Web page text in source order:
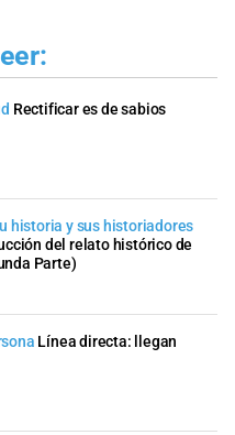
Rectificar es de sabios
historia y sus historiadores
del relato histórico de
Parte)
Línea directa: llegan